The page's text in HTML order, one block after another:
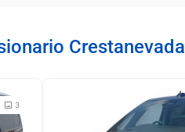
Crestanevada
3